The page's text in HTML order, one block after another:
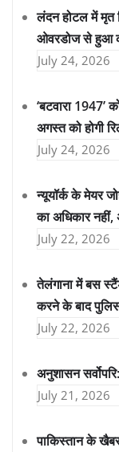
लंदन होटल में मृत
ओवरडोज से हुआ
July 24, 2026
‘बटवारा 1947’
अगस्त को होगी
July 24, 2026
न्यूयॉर्क के मेयर
का अधिकार नहीं,
July 22, 2026
तेलंगाना में बस
करने के बाद
July 22, 2026
अनुशासन
July 21, 2026
पाकिस्तान के